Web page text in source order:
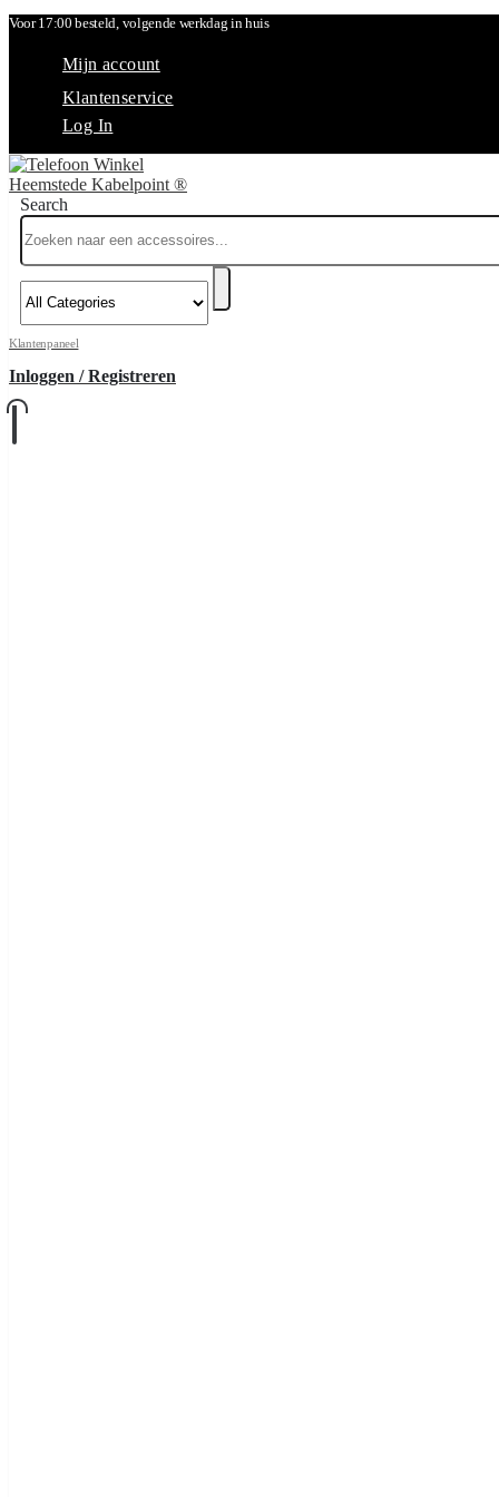
Voor 17:00 besteld, volgende werkdag in huis
Mijn account
Klantenservice
Log In
Search
Klantenpaneel
Inloggen / Registreren